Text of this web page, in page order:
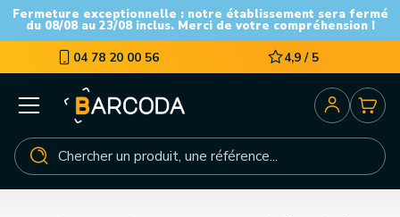
Fermeture exceptionnelle : notre établissement sera fermé
du 08/08 au 23/08 inclus. Merci de votre compréhension !
04 78 20 00 56 4,9 / 5